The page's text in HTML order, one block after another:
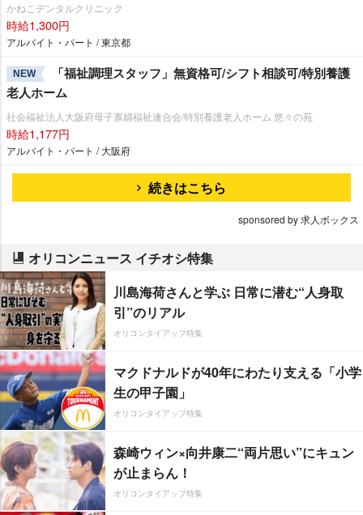
かねこデンタルクリニック
時給1,300円
アルバイト・パート / 東京都
NEW
「福祉調理スタッフ」無資格可/シフト相談可/特別養護
老人ホーム
社会福祉法人大阪府母子寡婦福祉連合会/特別養護老人ホーム 悠々の苑
時給1,177円
アルバイト・パート / 大阪府
続きはこちら
sponsored by 求人ボックス
オリコンニュース イチオシ特集
川島海荷さんと学ぶ 日常に潜む“人身取
引”のリアル
オリコンタイアップ特集
マクドナルドが40年にわたり支える「小学
生の甲子園」
オリコンタイアップ特集
森崎ウィン×向井康二“両片思い”にキュン
が止まらん！
オリコンタイアップ特集